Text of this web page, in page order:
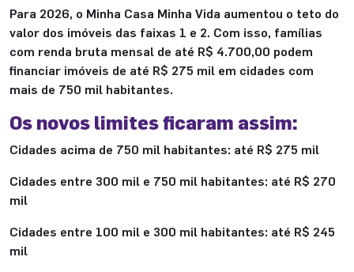
Para 2026, o Minha Casa Minha Vida aumentou o teto do
valor dos imóveis das faixas 1 e 2. Com isso, famílias
com renda bruta mensal de até R$ 4.700,00 podem
financiar imóveis de até R$ 275 mil em cidades com
mais de 750 mil habitantes.
Os novos limites ficaram assim:
Cidades acima de 750 mil habitantes: até R$ 275 mil
Cidades entre 300 mil e 750 mil habitantes: até R$ 270
mil
Cidades entre 100 mil e 300 mil habitantes: até R$ 245
mil